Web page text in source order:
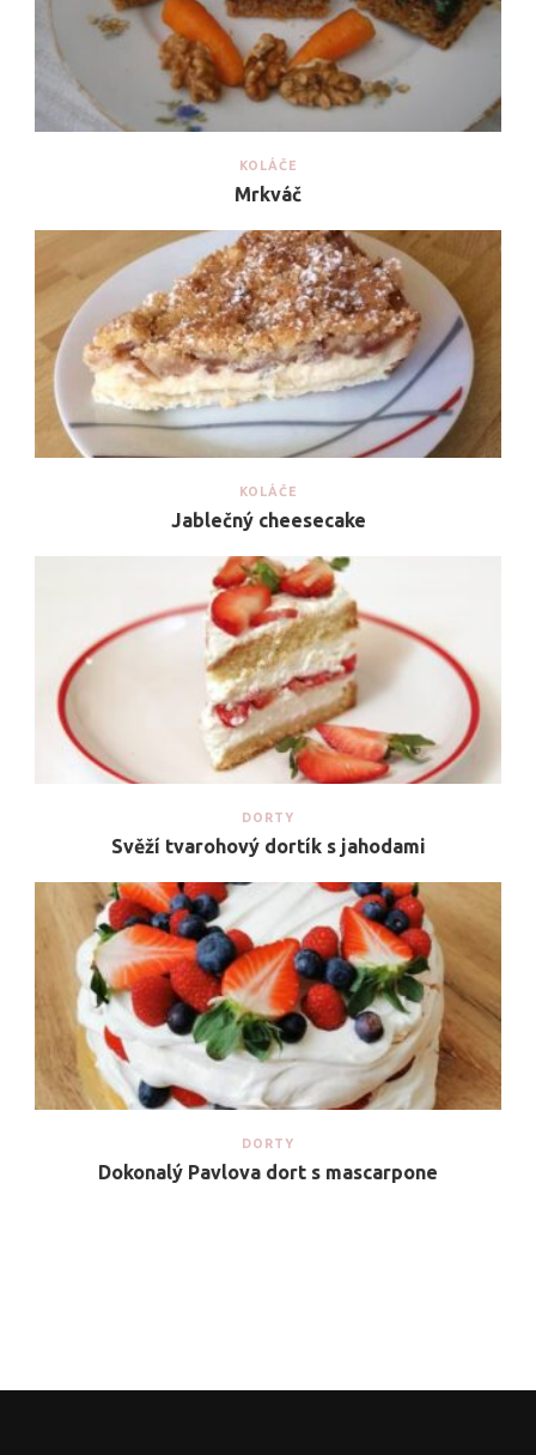
KOLÁČE
Mrkváč
KOLÁČE
Jablečný cheesecake
DORTY
Svěží tvarohový dortík s jahodami
DORTY
Dokonalý Pavlova dort s mascarpone